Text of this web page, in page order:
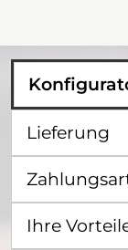
Lieferung
Ihre